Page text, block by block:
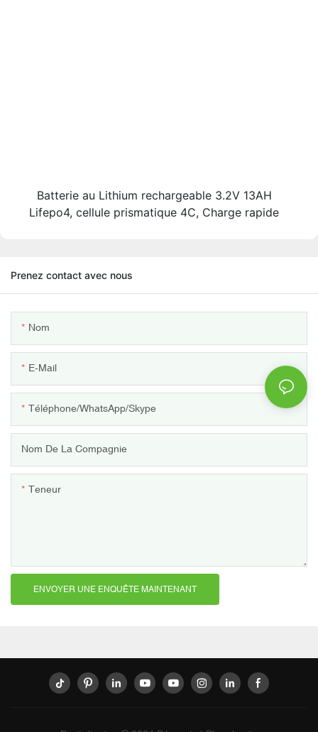
Batterie au Lithium rechargeable 3.2V 13AH
Lifepo4, cellule prismatique 4C, Charge rapide
Prenez contact avec nous
Nom
E-Mail
Téléphone/WhatsApp/Skype
Nom De La Compagnie
Teneur
ENVOYER UNE ENQUÊTE MAINTENANT